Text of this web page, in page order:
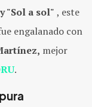
"Sol a sol" , este
engalanado con
mejor
.